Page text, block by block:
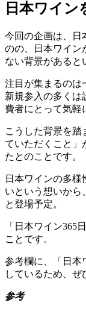
日本ワイン
今回の企画は、日
のの、日本ワイン
ない背景があると
注目が集まるのは
新規参入の多くは
費者にとって気軽
こうした背景を踏
ていただくこと」
たとのことです。
日本ワインの多
いという想いから
と登場予定。
「日本ワイン365
ことです。
参考欄に、「日本
しているため、ぜ
参考